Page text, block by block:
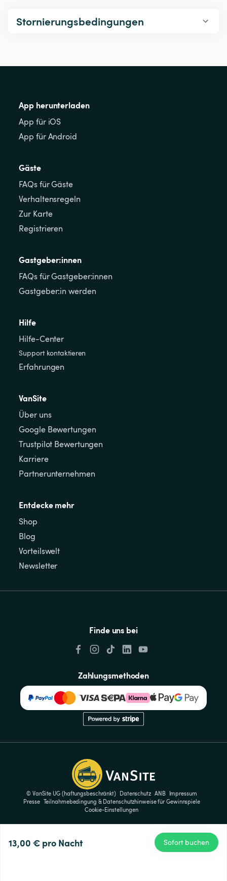
13,00 € pro Nacht Sofort buchen
Stornierungsbedingungen
App herunterladen
App für iOS
App für Android
Gäste
FAQs für Gäste
Verhaltensregeln
Zur Karte
Registrieren
Gastgeber:innen
FAQs für Gastgeber:innen
Gastgeber:in werden
Hilfe
Hilfe-Center
Support kontaktieren
Erfahrungen
VanSite
Über uns
Google Bewertungen
Trustpilot Bewertungen
Karriere
Partnerunternehmen
Entdecke mehr
Shop
Blog
Vorteilswelt
Newsletter
Finde uns bei
Zahlungsmethoden
© VanSite UG (haftungsbeschränkt) Datenschutz ANB
Impressum
Presse Teilnahmebedingung & Datenschutzhinweise für Gewinnspiele
Cookie-Einstellungen